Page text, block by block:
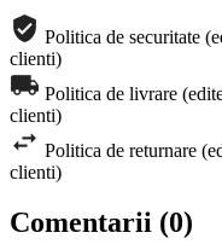
Politica de securitate
clienti)
Politica de livrare
clienti)
Politica de returnare
clienti)
Comentarii (0)